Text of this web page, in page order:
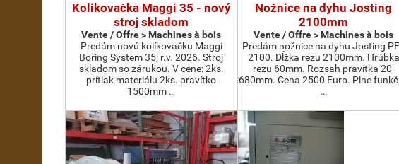
Kolikovačka Maggi 35 - nový
stroj skladom
Vente / Offre > Machines à bois
Predám novú kolíkovačku Maggi
Boring System 35, r.v. 2026. Stroj
skladom so zárukou. V cene: 2ks.
prítlak materiálu 2ks. pravítko
1500mm …
Nožnice na dyhu Josting
2100mm
Vente / Offre > Machines à bois
Predám nožnice na dyhu Josting
2100. Dĺžka rezu 2100mm. Hrúbka
rezu 60mm. Rozsah pravítka 20-
680mm. Cena 2500 Euro. Plne
…